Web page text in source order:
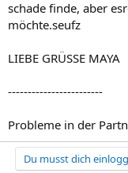
schade finde, aber
möchte.seufz
LIEBE GRÜSSE MAYA
------------------------
Probleme in der
Du musst dich